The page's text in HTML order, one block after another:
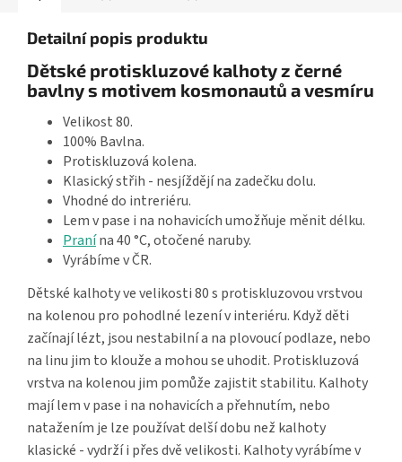
Detailní popis produktu
Dětské protiskluzové kalhoty z černé
bavlny s motivem kosmonautů a vesmíru
Velikost 80.
100% Bavlna.
Protiskluzová kolena.
Klasický střih - nesjíždějí na zadečku dolu.
Vhodné do intreriéru.
Lem v pase i na nohavicích umožňuje měnit délku.
Pranína 40 °C, otočené naruby.
Vyrábíme v ČR.
Dětské kalhoty ve velikosti 80 s protiskluzovou vrstvou
na kolenou pro pohodlné lezení v interiéru. Když děti
začínají lézt, jsou nestabilní a na plovoucí podlaze, nebo
na linu jim to klouže a mohou se uhodit. Protiskluzová
vrstva na kolenou jim pomůže zajistit stabilitu. Kalhoty
mají lem v pase i na nohavicích a přehnutím, nebo
natažením je lze používat delší dobu než kalhoty
klasické - vydrží i přes dvě velikosti. Kalhoty vyrábíme v